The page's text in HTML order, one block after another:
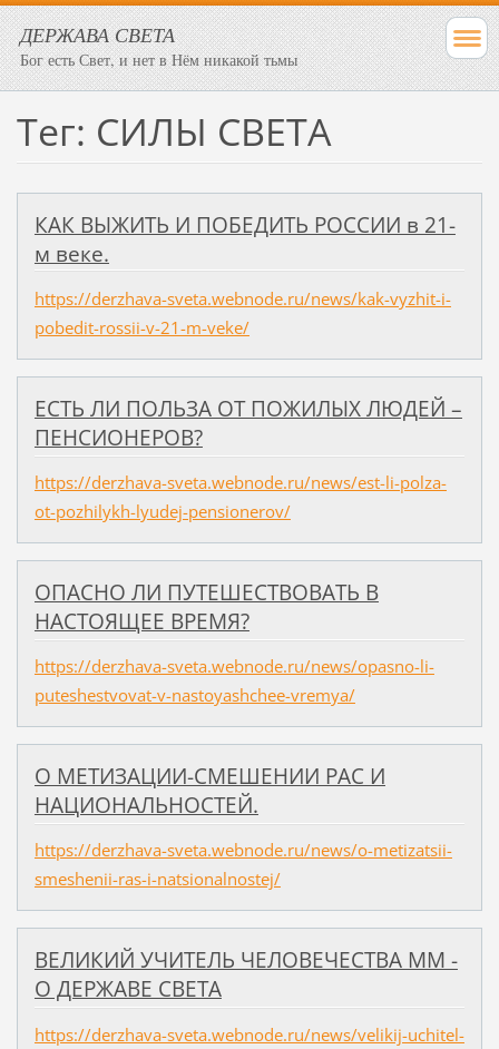
ДЕРЖАВА СВЕТА
Бог есть Свет, и нет в Нём никакой тьмы
Тег: СИЛЫ СВЕТА
КАК ВЫЖИТЬ И ПОБЕДИТЬ РОССИИ в 21-
м веке.
https://derzhava-sveta.webnode.ru/news/kak-vyzhit-i-
pobedit-rossii-v-21-m-veke/
ЕСТЬ ЛИ ПОЛЬЗА ОТ ПОЖИЛЫХ ЛЮДЕЙ –
ПЕНСИОНЕРОВ?
https://derzhava-sveta.webnode.ru/news/est-li-polza-
ot-pozhilykh-lyudej-pensionerov/
ОПАСНО ЛИ ПУТЕШЕСТВОВАТЬ В
НАСТОЯЩЕЕ ВРЕМЯ?
https://derzhava-sveta.webnode.ru/news/opasno-li-
puteshestvovat-v-nastoyashchee-vremya/
О МЕТИЗАЦИИ-СМЕШЕНИИ РАС И
НАЦИОНАЛЬНОСТЕЙ.
https://derzhava-sveta.webnode.ru/news/o-metizatsii-
smeshenii-ras-i-natsionalnostej/
ВЕЛИКИЙ УЧИТЕЛЬ ЧЕЛОВЕЧЕСТВА ММ -
О ДЕРЖАВЕ СВЕТА
https://derzhava-sveta.webnode.ru/news/velikij-uchitel-